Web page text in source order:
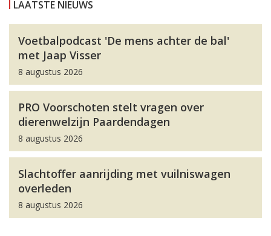
LAATSTE NIEUWS
Voetbalpodcast 'De mens achter de bal'
met Jaap Visser
8 augustus 2026
PRO Voorschoten stelt vragen over
dierenwelzijn Paardendagen
8 augustus 2026
Slachtoffer aanrijding met vuilniswagen
overleden
8 augustus 2026